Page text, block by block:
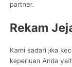
partner.
Rekam
Kami sadari jika
keperluan Anda